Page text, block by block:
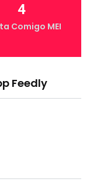
4
Comigo MEI
Feedly